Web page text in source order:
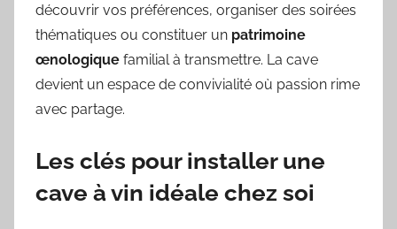
découvrir vos préférences, organiser des soirées
thématiques ou constituer un patrimoine
œnologique familial à transmettre. La cave
devient un espace de convivialité où passion rime
avec partage.
Les clés pour installer une
cave à vin idéale chez soi